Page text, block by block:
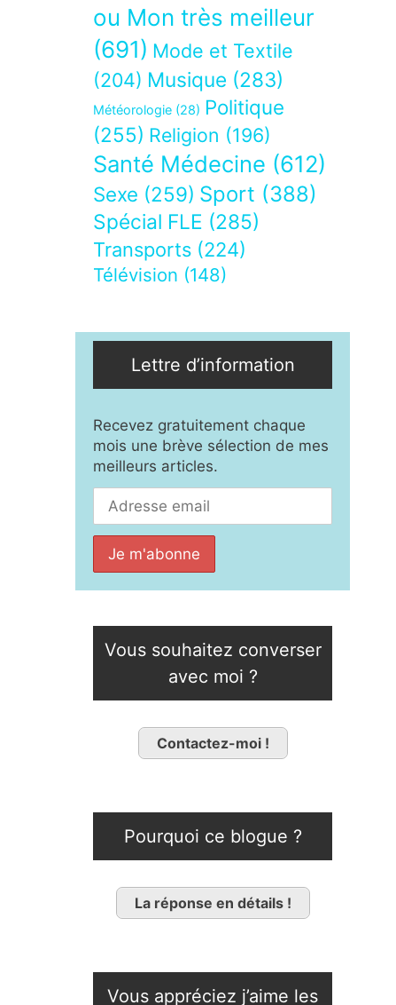
ou Mon très meilleur
(691) Mode et Textile
(204) Musique (283)
Météorologie (28) Politique
(255) Religion (196)
Santé Médecine (612)
Sexe (259) Sport (388)
Spécial FLE (285)
Transports (224)
Télévision (148)
Lettre d’information
Recevez gratuitement chaque
mois une brève sélection de mes
meilleurs articles.
Vous souhaitez converser
avec moi ?
Contactez-moi !
Pourquoi ce blogue ?
La réponse en détails !
Vous appréciez j’aime les